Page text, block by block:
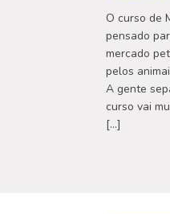
O curso de
pensado
mercado
pelos
A gente
curso vai
[…]